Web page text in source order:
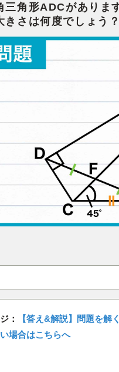
三角形ADCがありま
きさは何度でしょう
：
【答え&解説】問題を
場合はこちらへ